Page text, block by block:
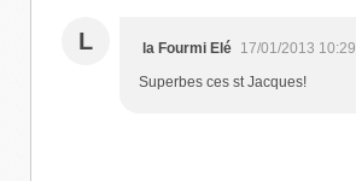
L la Fourmi Elé 17/01/2013 10:29
Superbes ces st Jacques!